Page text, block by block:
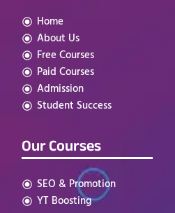
Home
About Us
Free Courses
Paid Courses
Admission
Student Success
Our Courses
SEO & Promotion
YT Boosting